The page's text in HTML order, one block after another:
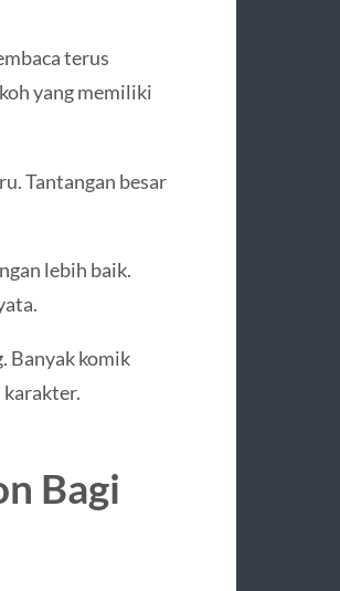
terus
yang memiliki
Tantangan besar
lebih baik.
Banyak komik
Bagi